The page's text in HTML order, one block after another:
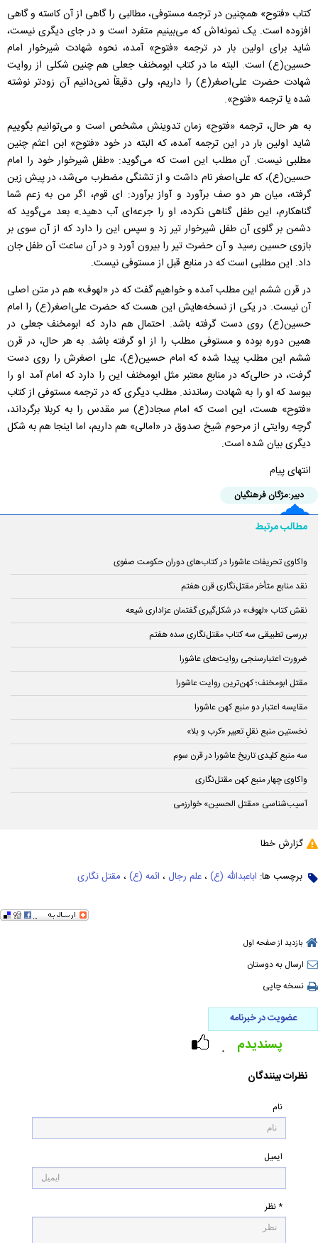
کتاب «فتوح» همچنین در ترجمه مستوفی، مطالبی را گاهی از آن کاسته و گاهی
افزوده است. یک نمونه‌اش که می‌بینیم متفرد است و در جای دیگری نیست،
شاید برای اولین بار در ترجمه «فتوح» آمده، نحوه شهادت شیرخوار امام
حسین(ع) است. البته ما در کتاب ابومخنف جعلی هم چنین شکلی از روایت
شهادت حضرت علی‌اصغر(ع) را داریم، ولی دقیقاً نمی‌دانیم آن زودتر نوشته
شده یا ترجمه «فتوح».
به هر حال، ترجمه «فتوح» زمان تدوینش مشخص است و می‌توانیم بگوییم
شاید اولین بار در این ترجمه آمده، که البته در خود «فتوح» ابن اعثم چنین
مطلبی نیست. آن مطلب این است که می‌گوید: «طفل شیرخوار خود را امام
حسین(ع)، که علی‌اصغر نام داشت و از تشنگی مضطرب می‌شد، در پیش زین
گرفته، میان هر دو صف برآورد و آواز برآورد: ای قوم، اگر من به زعم شما
گناهکارم، این طفل گناهی نکرده، او را جرعه‌ای آب دهید.» بعد می‌گوید که
دشمن بر گلوی آن طفل شیرخوار تیر زد و سپس این را دارد که از آن سوی بر
بازوی حسین رسید و آن حضرت تیر را بیرون آورد و در آن ساعت آن طفل جان
داد. این مطلبی است که در منابع قبل از مستوفی نیست.
در قرن ششم این مطلب آمده و خواهیم گفت که در «لهوف» هم در متن اصلی
آن نیست. در یکی از نسخه‌هایش این هست که حضرت علی‌اصغر(ع) را امام
حسین(ع) روی دست گرفته باشد. احتمال هم دارد که ابومخنف جعلی در
همین دوره بوده و مستوفی مطلب را از او گرفته باشد. به هر حال، در قرن
ششم این مطلب پیدا شده که امام حسین(ع)، علی اصغرش را روی دست
گرفت، در حالی‌که در منابع معتبر مثل ابومخنف این را دارد که امام آمد او را
ببوسد که او را به شهادت رساندند. مطلب دیگری که در ترجمه مستوفی از کتاب
«فتوح» هست، این است که امام سجاد(ع) سر مقدس را به کربلا برگرداند،
گرچه روایتی از مرحوم شیخ صدوق در «امالی» هم داریم، اما اینجا هم به شکل
دیگری بیان شده است.
انتهای پیام
دبیر:مژگان فرهنگیان
مطالب مرتبط
واکاوی تحریفات عاشورا در کتاب‌های دوران حکومت صفوی
نقد منابع متأخر مقتل‌نگاری قرن هفتم
نقش کتاب «لهوف» در شکل‌گیری گفتمان عزاداری شیعه
بررسی تطبیقی سه کتاب مقتل‌نگاری سده هفتم
ضرورت اعتبارسنجی روایت‌های عاشورا
مقتل ابومخنف؛ کهن‌ترین روایت عاشورا
مقایسه اعتبار دو منبع کهن عاشورا
نخستین منبع نقلِ تعبیر «کرب و بلا»
سه منبع کلیدی تاریخ عاشورا در قرن سوم
واکاوی چهار منبع کهن مقتل‌نگاری
آسیب‌شناسی «مقتل الحسین» خوارزمی
گزارش خطا
برچسب ها: اباعبدالله (ع) ، علم رجال ، ائمه (ع) ، مقتل نگاری
بازدید از صفحه اول
ارسال به دوستان
نسخه چاپی
عضویت در خبرنامه
۰ پسندیدم
نظرات بینندگان
نام
ایمیل
* نظر